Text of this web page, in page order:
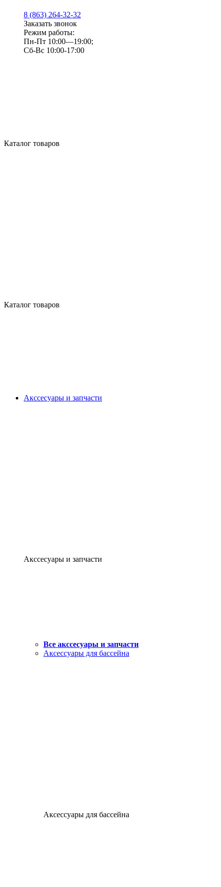
8 (863) 264-32-32
Заказать звонок
Режим работы:
Пн-Пт 10:00—19:00;
Сб-Вс 10:00-17:00
Каталог товаров
Каталог товаров
Акссесуары и запчасти
Акссесуары и запчасти
Все акссесуары и запчасти
Аксессуары для бассейна
Аксессуары для бассейна